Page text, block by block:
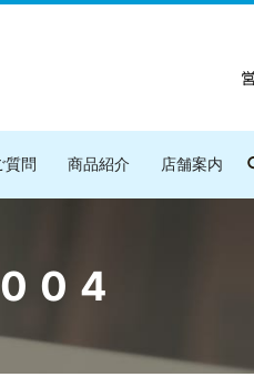
質問 商品紹介 店舗案内